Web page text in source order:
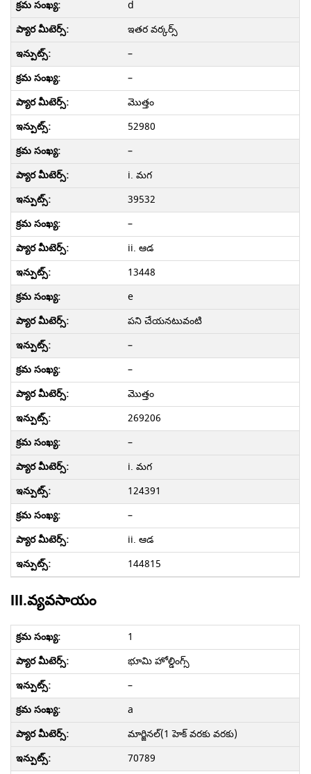
d
ఇతర వర్కర్స్
–
–
మొత్తం
52980
–
i. మగ
39532
–
ii. ఆడ
13448
e
పని చేయనటువంటి
–
–
మొత్తం
269206
–
i. మగ
124391
–
ii. ఆడ
144815
III.వ్యవసాయం
1
భూమి హోల్డింగ్స్
–
a
మార్జినల్(1 హెక్ వరకు వరకు)
70789